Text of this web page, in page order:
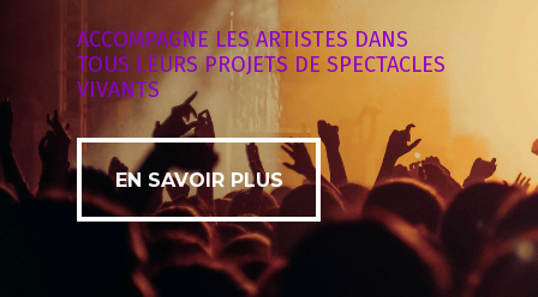
ACCOMPAGNE LES ARTISTES DANS
TOUS LEURS PROJETS DE SPECTACLES
VIVANTS
EN SAVOIR PLUS
EN SAVOIR PLUS